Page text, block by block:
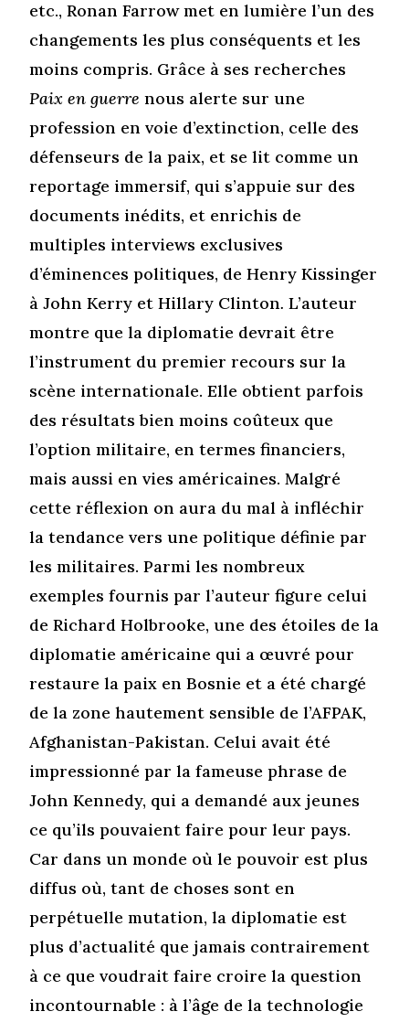
etc., Ronan Farrow met en lumière l’un des
changements les plus conséquents et les
moins compris. Grâce à ses recherches
Paix en guerre nous alerte sur une
profession en voie d’extinction, celle des
défenseurs de la paix, et se lit comme un
reportage immersif, qui s’appuie sur des
documents inédits, et enrichis de
multiples interviews exclusives
d’éminences politiques, de Henry Kissinger
à John Kerry et Hillary Clinton.L’auteur
montre que la diplomatie devrait être
l’instrument du premier recours sur la
scène internationale. Elle obtient parfois
des résultats bien moins coûteux que
l’option militaire, en termes financiers,
mais aussi en vies américaines. Malgré
cette réflexion on aura du mal à infléchir
la tendance vers une politique définie par
les militaires. Parmi les nombreux
exemples fournis par l’auteur figure celui
de Richard Holbrooke, une des étoiles de la
diplomatie américaine qui a œuvré pour
restaure la paix en Bosnie et a été chargé
de la zone hautement sensible de l’AFPAK,
Afghanistan-Pakistan. Celui avait été
impressionné par la fameuse phrase de
John Kennedy, qui a demandé aux jeunes
ce qu’ils pouvaient faire pour leur pays.
Car dans un monde où le pouvoir est plus
diffus où, tant de choses sont en
perpétuelle mutation, la diplomatie est
plus d’actualité que jamais contrairement
à ce que voudrait faire croire la question
incontournable : à l’âge de la technologie